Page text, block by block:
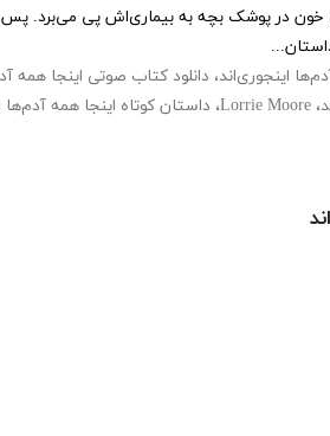
خون در پوشک بچه به بیماری‌اش پی می‌برد.
اینجوری‌اند، دانلود کتاب صوتی اینجا همه
، Lorrie Moore، داستان کوتاه اینجا همه آدم‌ها